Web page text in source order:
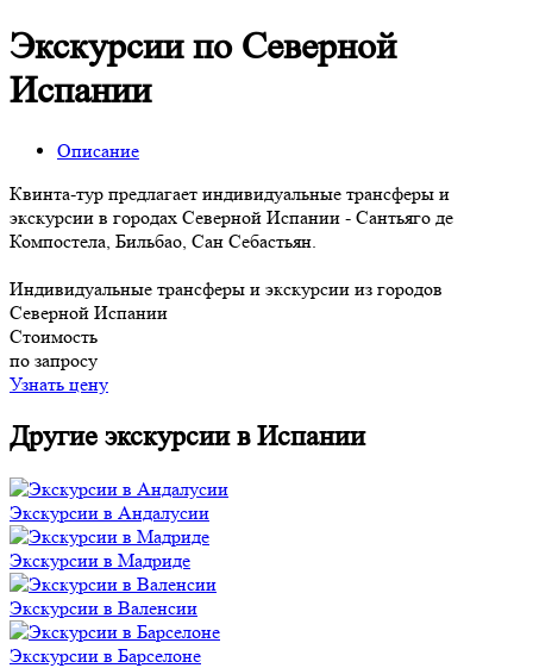
Экскурсии по Северной
Испании
Описание
Квинта-тур предлагает индивидуальные трансферы и
экскурсии в городах Северной Испании - Сантьяго де
Компостела, Бильбао, Сан Себастьян.
Индивидуальные трансферы и экскурсии из городов
Северной Испании
Стоимость
по запросу
Узнать цену
Другие экскурсии в Испании
Экскурсии в Андалусии
Экскурсии в Мадриде
Экскурсии в Валенсии
Экскурсии в Барселоне